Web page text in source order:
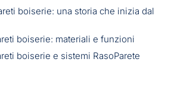
boiserie: una storia che inizia dal
boiserie: materiali e funzioni
boiserie e sistemi RasoParete